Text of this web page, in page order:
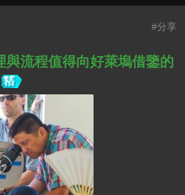
#分享
與流程值得向好萊塢借鑒的